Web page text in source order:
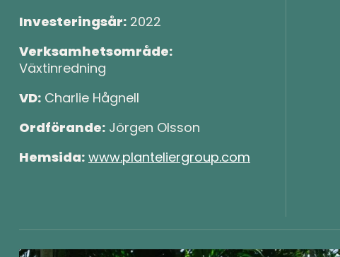
Investeringsår: 2022
Verksamhetsområde:
Växtinredning
VD: Charlie Hågnell
Ordförande: Jörgen Olsson
Hemsida: www.planteliergroup.com